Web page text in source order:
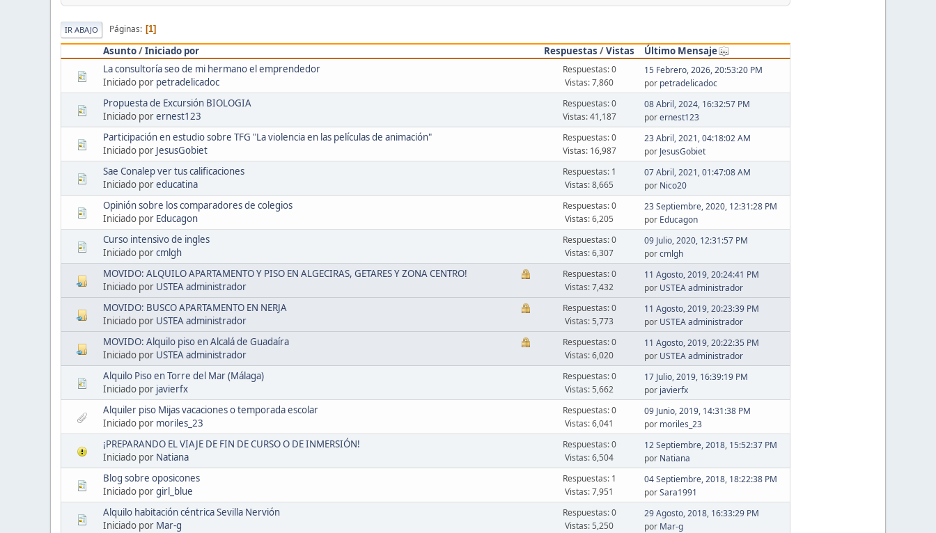
IR ABAJO Páginas 1
Asunto/Iniciado por Respuestas /Vistas
Último Mensaje
La consultoría seo de mi hermano el emprendedor
Iniciado por petradelicadoc
Respuestas: 0
Vistas: 7,860
15 Febrero, 2026, 20:53:20 PM
por petradelicadoc
Propuesta de Excursión BIOLOGIA
Iniciado porernest123
Respuestas: 0
Vistas: 41,187
08 Abril, 2024, 16:32:57 PM
porernest123
Participación en estudio sobre TFG "La violencia en las películas de animación"
Iniciado por JesusGobiet
Respuestas: 0
Vistas: 16,987
23 Abril, 2021, 04:18:02 AM
por JesusGobiet
Sae Conalep ver tus calificaciones
Iniciado poreducatina
Respuestas: 1
Vistas: 8,665
07 Abril, 2021, 01:47:08 AM
por Nico20
Opinión sobre los comparadores de colegios
Iniciado por Educagon
Respuestas: 0
Vistas: 6,205
23 Septiembre, 2020, 12:31:28 PM
por Educagon
Curso intensivo de ingles
Iniciado porcmlgh
Respuestas: 0
Vistas: 6,307
09 Julio, 2020, 12:31:57 PM
porcmlgh
MOVIDO: ALQUILO APARTAMENTO Y PISO EN ALGECIRAS, GETARES Y ZONA CENTRO!
Iniciado por USTEA administrador
Respuestas: 0
Vistas: 7,432
11 Agosto, 2019, 20:24:41 PM
por USTEA administrador
MOVIDO: BUSCO APARTAMENTO EN NERJA
Iniciado por USTEA administrador
Respuestas: 0
Vistas: 5,773
11 Agosto, 2019, 20:23:39 PM
por USTEA administrador
MOVIDO: Alquilo piso en Alcalá de Guadaíra
Iniciado por USTEA administrador
Respuestas: 0
Vistas: 6,020
11 Agosto, 2019, 20:22:35 PM
por USTEA administrador
Alquilo Piso en Torre del Mar (Málaga)
Iniciado por javierfx
Respuestas: 0
Vistas: 5,662
17 Julio, 2019, 16:39:19 PM
por javierfx
Alquiler piso Mijas vacaciones o temporada escolar
Iniciado por moriles_23
Respuestas: 0
Vistas: 6,041
09 Junio, 2019, 14:31:38 PM
por moriles_23
¡PREPARANDO EL VIAJE DE FIN DE CURSO O DE INMERSIÓN!
Iniciado por Natiana
Respuestas: 0
Vistas: 6,504
12 Septiembre, 2018, 15:52:37 PM
por Natiana
Blog sobre oposicones
Iniciado porgirl_blue
Respuestas: 1
Vistas: 7,951
04 Septiembre, 2018, 18:22:38 PM
porSara1991
Alquilo habitación céntrica Sevilla Nervión
Iniciado por Mar-g
Respuestas: 0
Vistas: 5,250
29 Agosto, 2018, 16:33:29 PM
por Mar-g